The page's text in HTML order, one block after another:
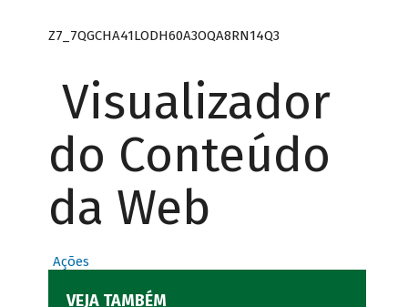
Z7_7QGCHA41LODH60A3OQA8RN14Q3
Visualizador
do Conteúdo
da Web
Ações
VEJA TAMBÉM